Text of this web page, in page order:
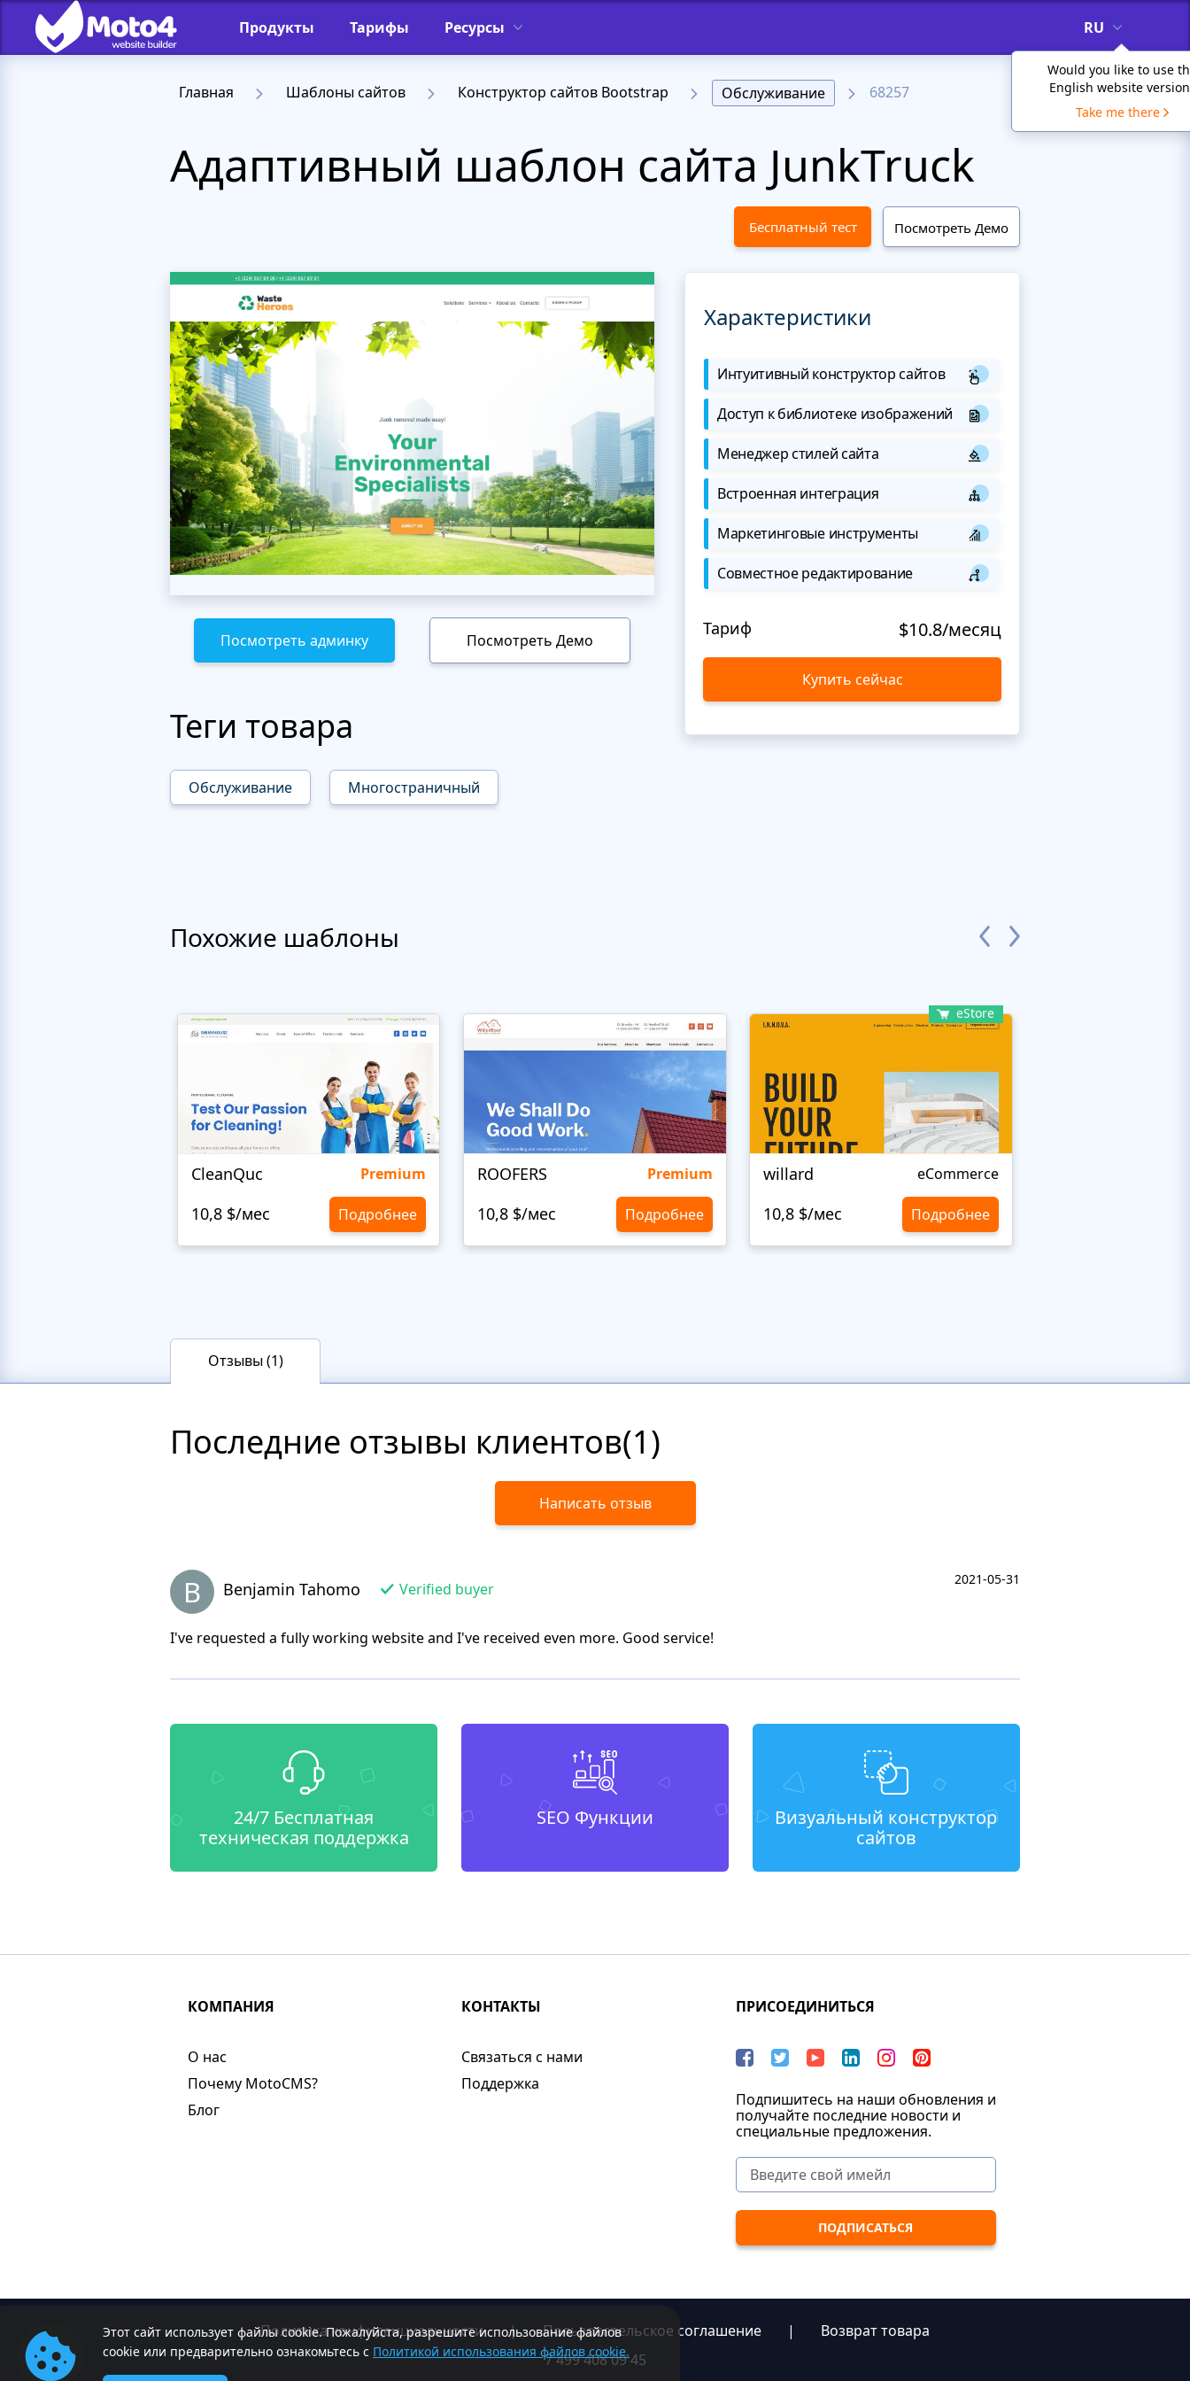
Продукты Тарифы Ресурсы RU
Would you like to use
English website
Take me there
Главная Шаблоны сайтов Конструктор сайтов Bootstrap Обслуживание 68257
Адаптивный шаблон сайта JunkTruck
Бесплатный тест Посмотреть Демо
Посмотреть админку Посмотреть Демо
Теги товара
Обслуживание Многостраничный
Характеристики
Интуитивный конструктор сайтов
Доступ к библиотеке изображений
Менеджер стилей сайта
Встроенная интеграция
Маркетинговые инструменты
Совместное редактирование
Тариф $10.8/месяц
Купить сейчас
Похожие шаблоны
CleanQuc Premium
10,8 $/мес Подробнее
ROOFERS Premium
10,8 $/мес Подробнее
eStore
willard eCommerce
10,8 $/мес Подробнее
Отзывы (1)
Последние отзывы клиентов(1)
Написать отзыв
B Benjamin Tahomo Verified buyer
2021-05-31
I've requested a fully working website and I've received even more. Good service!
24/7 Бесплатная
техническая поддержка
SEO Функции
Визуальный конструктор
сайтов
Этот сайт использует файлы cookie. Пожалуйста, разрешите использование файлов
cookie или предварительно ознакомьтесь с Политикой использования файлов cookie.
КОМПАНИЯ
О нас​
Почему MotoCMS?
Блог
КОНТАКТЫ
Связаться с нами
Поддержка
ПРИСОЕДИНИТЬСЯ
Подпишитесь на наши обновления и
получайте последние новости и
специальные предложения.
Политика конфиденциальности | Пользовательское соглашение |
Возврат товара
7 499 408 09 45